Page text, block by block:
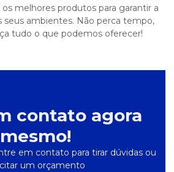
melhores produtos para garantir a
seus ambientes. Não perca tempo,
tudo o que podemos oferecer!
contato agora
mesmo!
em contato para tirar dúvidas ou
um orçamento